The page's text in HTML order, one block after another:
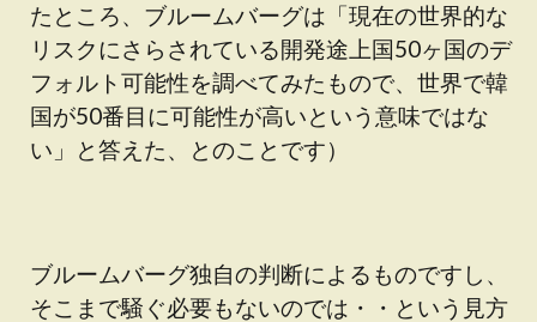
たところ、ブルームバーグは「現在の世界的な
リスクにさらされている開発途上国50ヶ国のデ
フォルト可能性を調べてみたもので、世界で韓
国が50番目に可能性が高いという意味ではな
い」と答えた、とのことです）
ブルームバーグ独自の判断によるものですし、
そこまで騒ぐ必要もないのでは・・という見方